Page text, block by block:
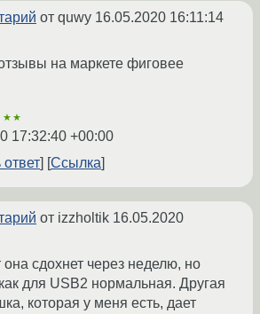
от quwy 16.05.2020 16:11:14
на маркете фиговее
17:32:40 +00:00
ответ
Ссылка
от izzholtik 16.05.2020
она сдохнет через неделю, но
для USB2 нормальная. Другая
которая у меня есть, дает